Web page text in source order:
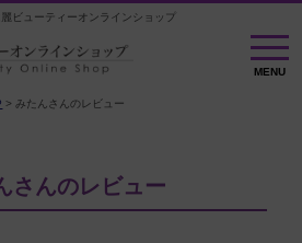
ビューティーオンラインショップ
MENU
MENU
みたんさんのレビュー
さんのレビュー